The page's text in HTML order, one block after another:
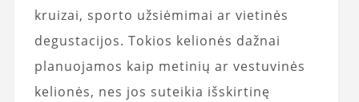
kruizai, sporto užsiėmimai ar vietinės
degustacijos. Tokios kelionės dažnai
planuojamos kaip metinių ar vestuvinės
kelionės, nes jos suteikia išskirtinę